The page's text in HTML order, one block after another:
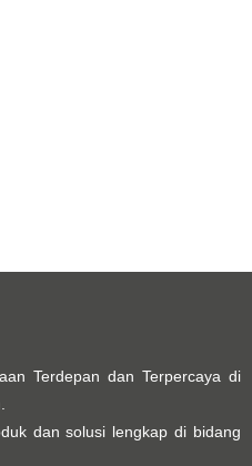
Terdepan dan Terpercaya di
dan solusi lengkap di bidang